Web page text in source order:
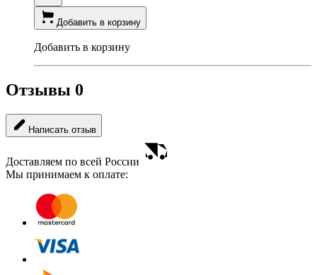
Добавить в корзину
Добавить в корзину
Отзывы 0
Написать отзыв
Доставляем по всей России
Мы принимаем к оплате: